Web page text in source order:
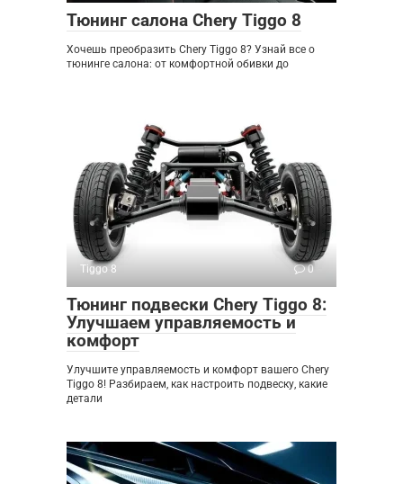
Тюнинг салона Chery Tiggo 8
Хочешь преобразить Chery Tiggo 8? Узнай все о
тюнинге салона: от комфортной обивки до
Tiggo 8 0
Тюнинг подвески Chery Tiggo 8:
Улучшаем управляемость и
комфорт
Улучшите управляемость и комфорт вашего Chery
Tiggo 8! Разбираем, как настроить подвеску, какие
детали